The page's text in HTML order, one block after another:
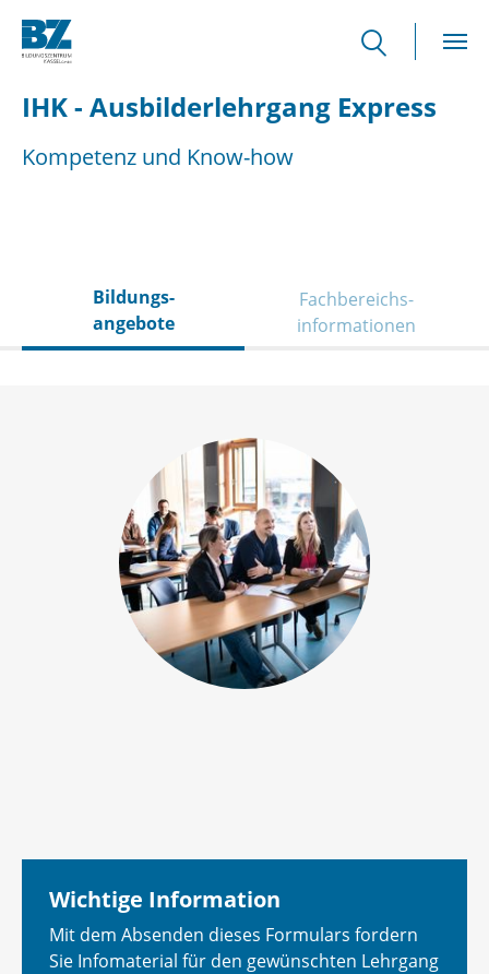
IHK - Ausbilderlehrgang Express
Kompetenz und Know-how
Bildungs­
angebote
Fachbereichs­
informationen
Wichtige Information
Mit dem Absenden dieses Formulars fordern
Sie Infomaterial für den gewünschten Lehrgang